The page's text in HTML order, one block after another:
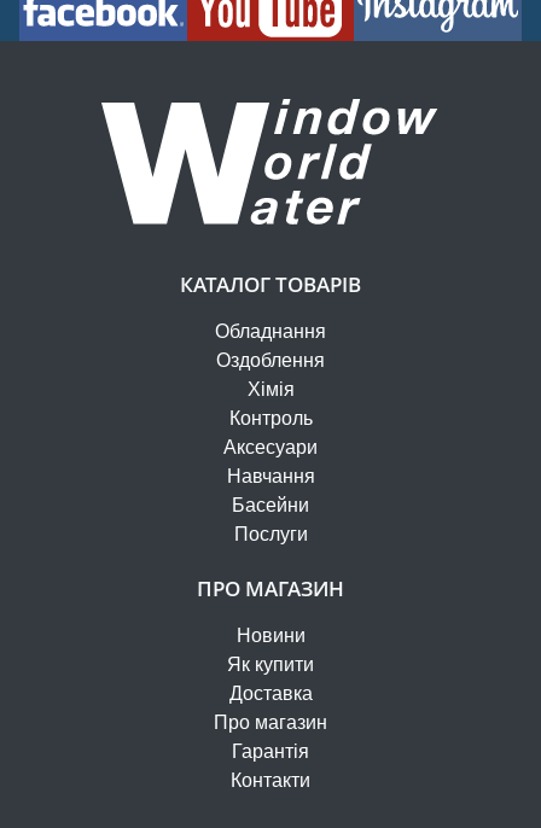
КАТАЛОГ ТОВАРІВ
Обладнання
Оздоблення
Хімія
Контроль
Аксесуари
Навчання
Басейни
Послуги
ПРО МАГАЗИН
Новини
Як купити
Доставка
Про магазин
Гарантія
Контакти